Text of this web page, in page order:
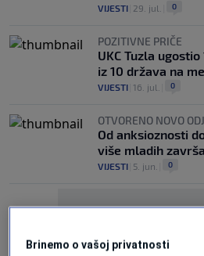
VIJESTI 29. jul. 0
POZITIVNE PRIČE
UKC Tuzla
iz 10 država na
VIJESTI 16. jul. 0
OTVORENO NOVO
Od anksioznosti
više mladih
VIJESTI 5. jun. 0
Brinemo o vašoj privatnosti